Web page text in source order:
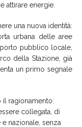
attirare energie.
una nuova identità:
urbana delle aree
pubblico locale,
della Stazione, già
un primo segnale
il ragionamento:
collegata, di
nazionale, senza